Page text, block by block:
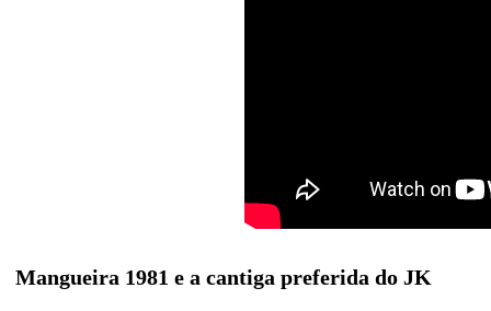
Mangueira 1981 e a cantiga preferida do JK